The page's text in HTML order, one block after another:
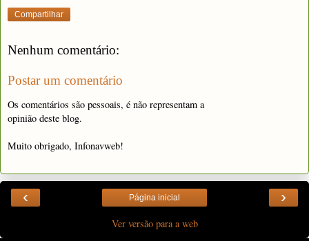
Compartilhar
Nenhum comentário:
Postar um comentário
Os comentários são pessoais, é não representam a
opinião deste blog.
Muito obrigado, Infonavweb!
‹ ›
Página inicial
Ver versão para a web